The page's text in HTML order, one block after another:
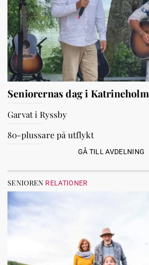
Seniorernas dag i Katrineholm
Garvat i Ryssby
80-plussare på utflykt
GÅ TILL AVDELNING
SENIOREN RELATIONER